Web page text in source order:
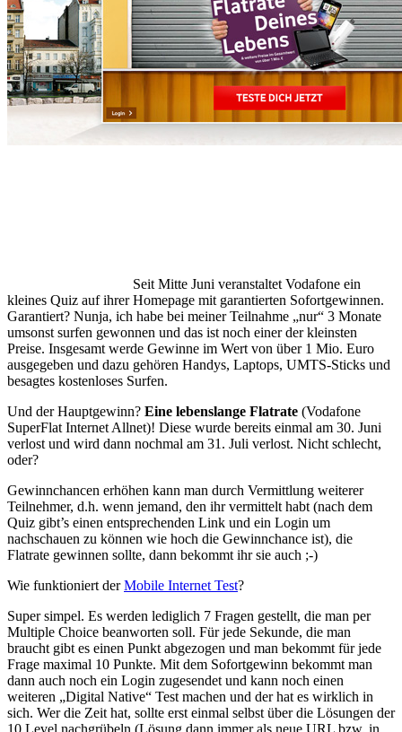
Seit Mitte Juni veranstaltet Vodafone ein
kleines Quiz auf ihrer Homepage mit garantierten Sofortgewinnen.
Garantiert? Nunja, ich habe bei meiner Teilnahme „nur“ 3 Monate
umsonst surfen gewonnen und das ist noch einer der kleinsten
Preise. Insgesamt werde Gewinne im Wert von über 1 Mio. Euro
ausgegeben und dazu gehören Handys, Laptops, UMTS-Sticks und
besagtes kostenloses Surfen.
Und der Hauptgewinn? Eine lebenslange Flatrate (Vodafone
SuperFlat Internet Allnet)! Diese wurde bereits einmal am 30. Juni
verlost und wird dann nochmal am 31. Juli verlost. Nicht schlecht,
oder?
Gewinnchancen erhöhen kann man durch Vermittlung weiterer
Teilnehmer, d.h. wenn jemand, den ihr vermittelt habt (nach dem
Quiz gibt’s einen entsprechenden Link und ein Login um
nachschauen zu können wie hoch die Gewinnchance ist), die
Flatrate gewinnen sollte, dann bekommt ihr sie auch ;-)
Wie funktioniert derMobile Internet Test?
Super simpel. Es werden lediglich 7 Fragen gestellt, die man per
Multiple Choice beanworten soll. Für jede Sekunde, die man
braucht gibt es einen Punkt abgezogen und man bekommt für jede
Frage maximal 10 Punkte. Mit dem Sofortgewinn bekommt man
dann auch noch ein Login zugesendet und kann noch einen
weiteren „Digital Native“ Test machen und der hat es wirklich in
sich. Wer die Zeit hat, sollte erst einmal selbst über die Lösungen der
10 Level nachgrübeln (Lösung dann immer als neue URL bzw. in